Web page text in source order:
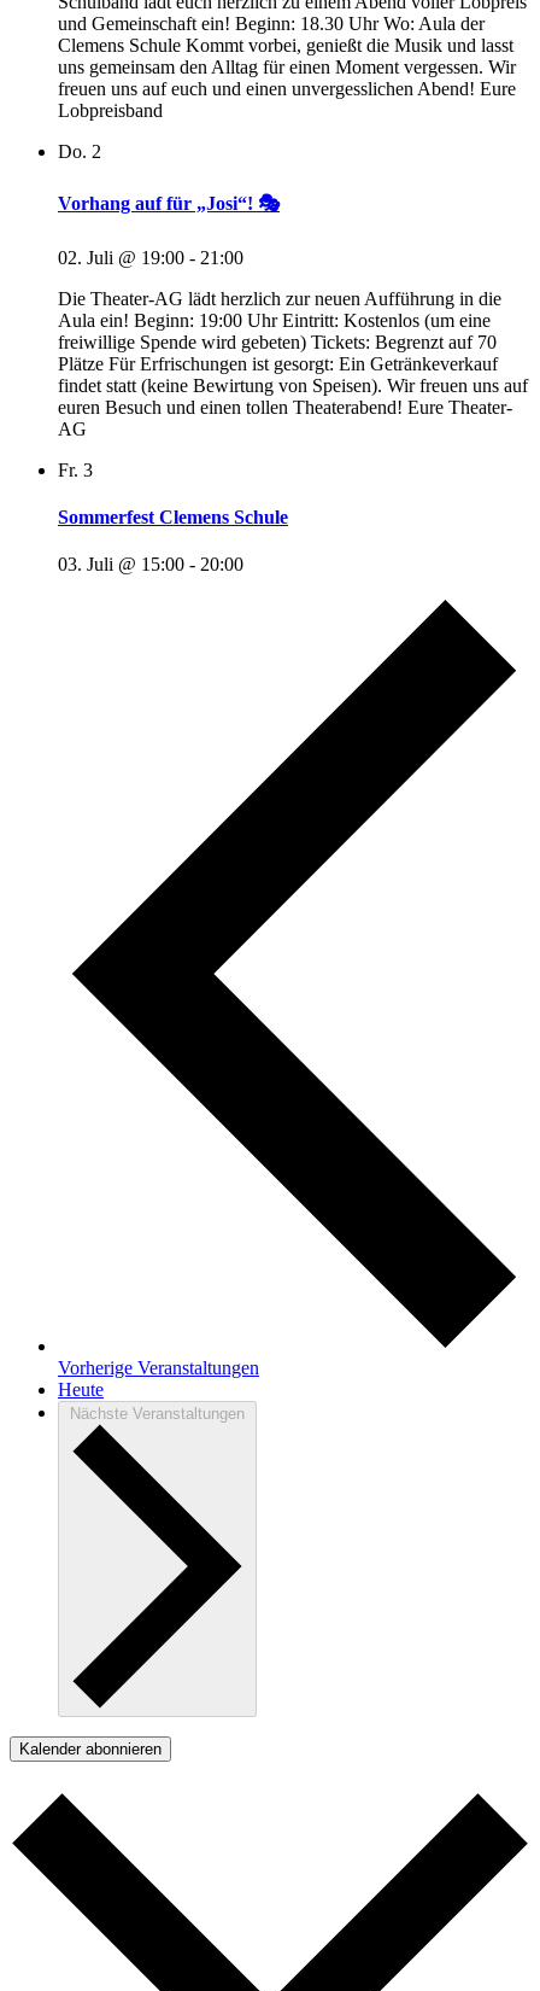
und Gemeinschaft ein! Beginn: 18.30 Uhr Wo: Aula der
Clemens Schule Kommt vorbei, genießt die Musik und lasst
uns gemeinsam den Alltag für einen Moment vergessen. Wir
freuen uns auf euch und einen unvergesslichen Abend! Eure
Lobpreisband
Do. 2
Vorhang auf für „Josi“! 🎭
02. Juli @ 19:00 - 21:00
Die Theater-AG lädt herzlich zur neuen Aufführung in die
Aula ein! Beginn: 19:00 Uhr Eintritt: Kostenlos (um eine
freiwillige Spende wird gebeten) Tickets: Begrenzt auf 70
Plätze Für Erfrischungen ist gesorgt: Ein Getränkeverkauf
findet statt (keine Bewirtung von Speisen). Wir freuen uns auf
euren Besuch und einen tollen Theaterabend! Eure Theater-
AG
Fr. 3
Sommerfest Clemens Schule
03. Juli @ 15:00 - 20:00
Vorherige Veranstaltungen
Heute
Nächste Veranstaltungen
Kalender abonnieren